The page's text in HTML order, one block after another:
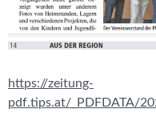
https://zeitung-
pdf.tips.at/_PDFDATA/